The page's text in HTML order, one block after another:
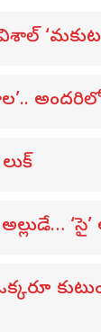
అల్లుడే…
ఒక్కరూ